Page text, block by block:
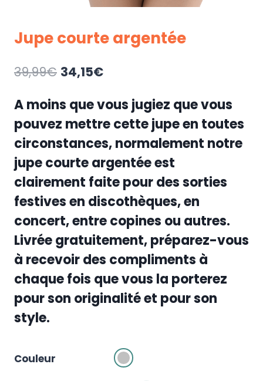
Jupe courte argentée
39,99€ Le
initial
était :
39,99€.
34,15€Le
actuel
est :
34,15€.
A moins que vous jugiez que vous
pouvez mettre cette jupe en toutes
circonstances, normalement notre
jupe courte argentée est
clairement faite pour des sorties
festives en discothèques, en
concert, entre copines ou autres.
Livrée gratuitement, préparez-vous
à recevoir des compliments à
chaque fois que vous la porterez
pour son originalité et pour son
style.
Couleur